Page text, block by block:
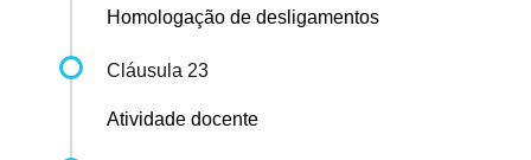
Homologação de desligamentos
Cláusula 23
Atividade docente